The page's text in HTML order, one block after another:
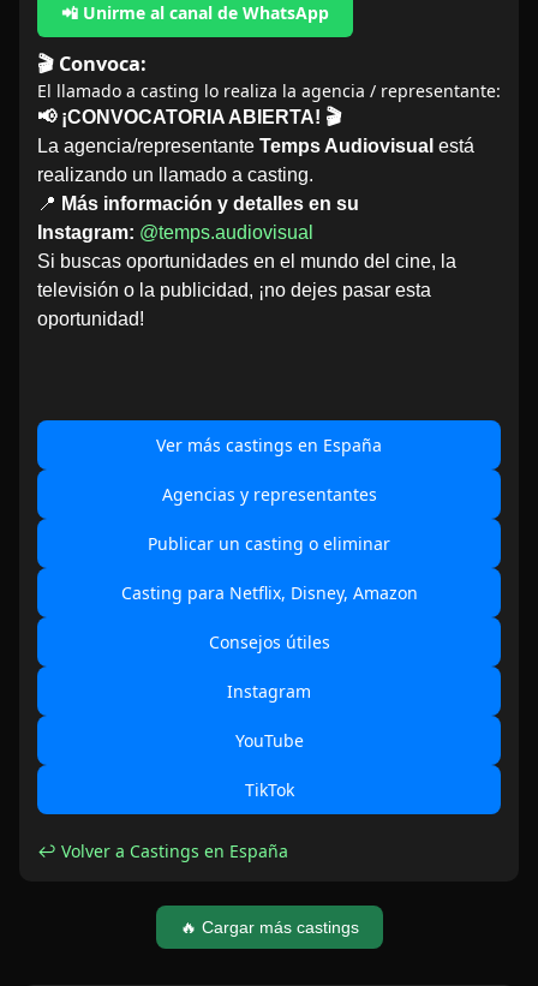
📲 Unirme al canal de WhatsApp
🎬 Convoca:
El llamado a casting lo realiza la agencia / representante:
📢 ¡CONVOCATORIA ABIERTA! 🎬
La agencia/representante Temps Audiovisual está
realizando un llamado a casting.
📍 Más información y detalles en su
Instagram: @temps.audiovisual
Si buscas oportunidades en el mundo del cine, la
televisión o la publicidad, ¡no dejes pasar esta
oportunidad!
Ver más castings en España
Agencias y representantes
Publicar un casting o eliminar
Casting para Netflix, Disney, Amazon
Consejos útiles
Instagram
YouTube
TikTok
↩ Volver a Castings en España
🔥 Cargar más castings